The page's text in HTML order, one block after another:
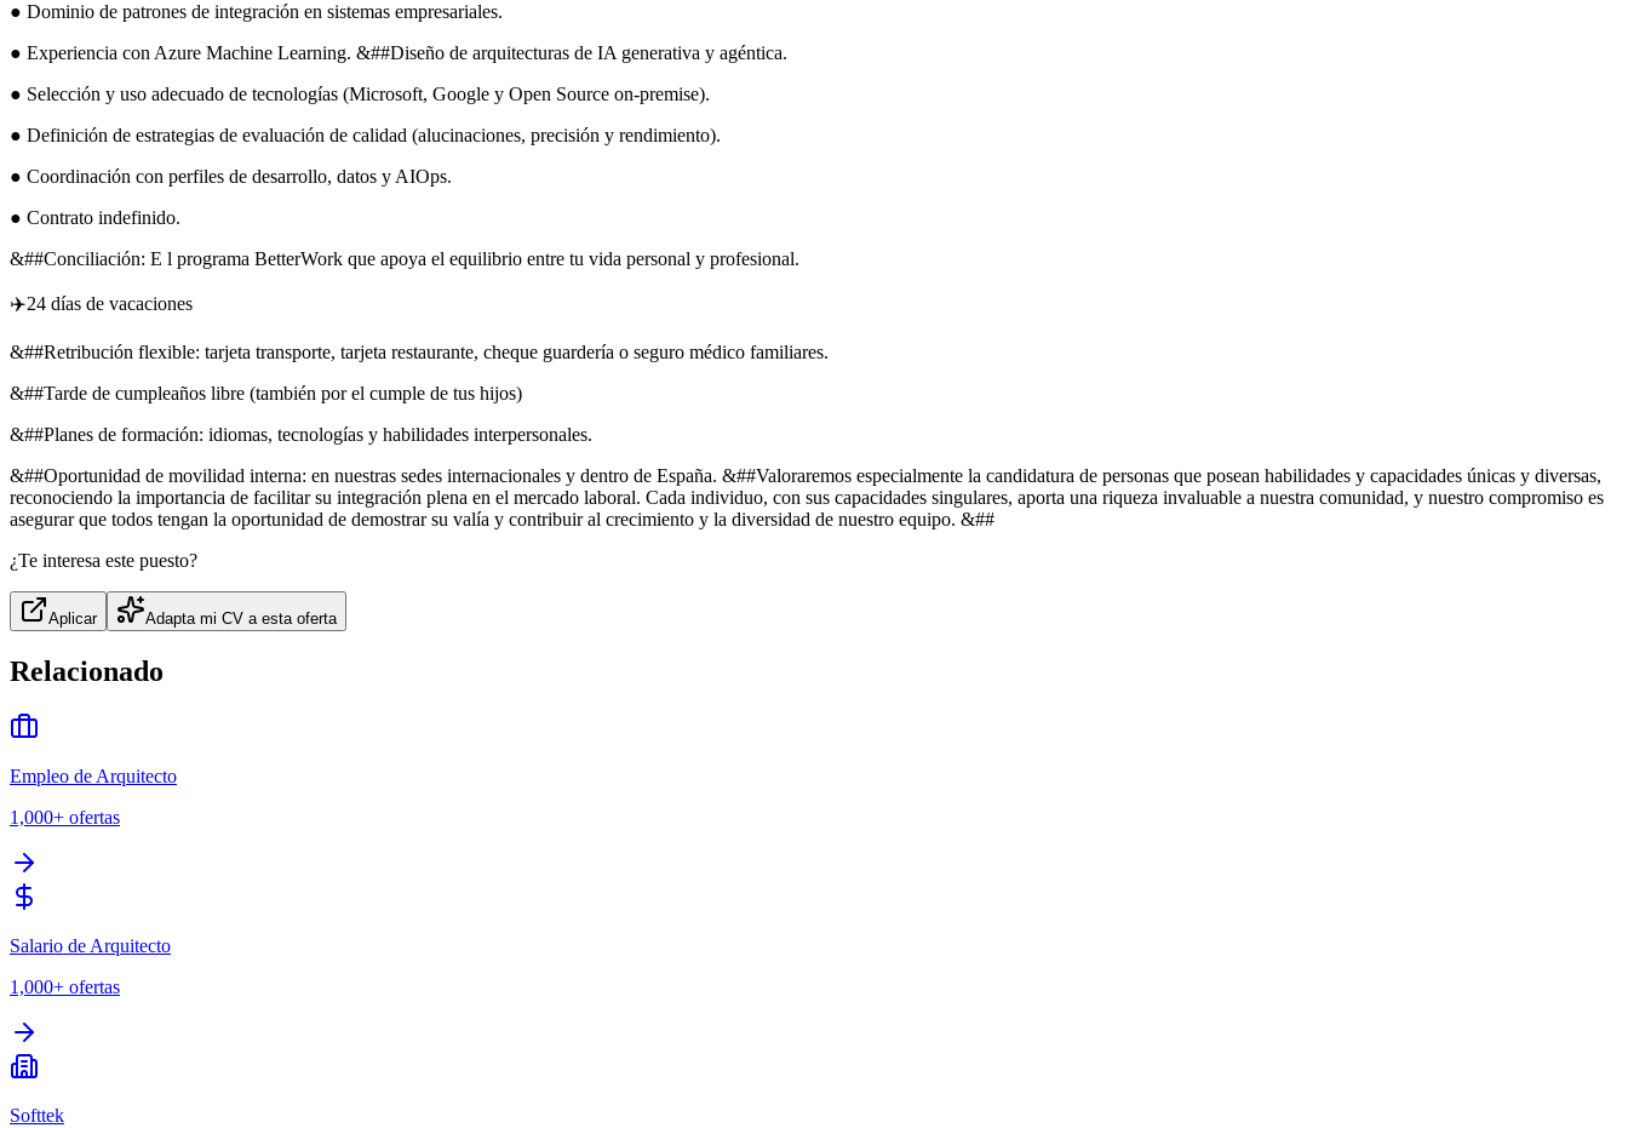
● Dominio de patrones de integración en sistemas empresariales.
● Experiencia con Azure Machine Learning. &##Diseño de arquitecturas de IA generativa y agéntica.
● Selección y uso adecuado de tecnologías (Microsoft, Google y Open Source on‑premise).
● Definición de estrategias de evaluación de calidad (alucinaciones, precisión y rendimiento).
● Coordinación con perfiles de desarrollo, datos y AIOps.
● Contrato indefinido.
&##Conciliación: E l programa BetterWork que apoya el equilibrio entre tu vida personal y profesional.
✈️24 días de vacaciones
&##Retribución flexible: tarjeta transporte, tarjeta restaurante, cheque guardería o seguro médico familiares.
&##Tarde de cumpleaños libre (también por el cumple de tus hijos)
&##Planes de formación: idiomas, tecnologías y habilidades interpersonales.
&##Oportunidad de movilidad interna: en nuestras sedes internacionales y dentro de España. &##Valoraremos especialmente la candidatura de personas que posean habilidades y capacidades únicas y diversas,
reconociendo la importancia de facilitar su integración plena en el mercado laboral. Cada individuo, con sus capacidades singulares, aporta una riqueza invaluable a nuestra comunidad, y nuestro compromiso es
asegurar que todos tengan la oportunidad de demostrar su valía y contribuir al crecimiento y la diversidad de nuestro equipo. &##
¿Te interesa este puesto?
Aplicar Adapta mi CV a esta oferta
Relacionado
Empleo de Arquitecto
1,000+ ofertas
Salario de Arquitecto
1,000+ ofertas
Softtek